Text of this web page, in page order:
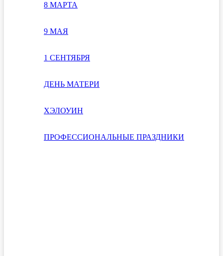
8 МАРТА
9 МАЯ
1 СЕНТЯБРЯ
ДЕНЬ МАТЕРИ
ХЭЛОУИН
ПРОФЕССИОНАЛЬНЫЕ ПРАЗДНИКИ